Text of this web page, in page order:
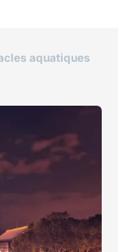
aquatiques